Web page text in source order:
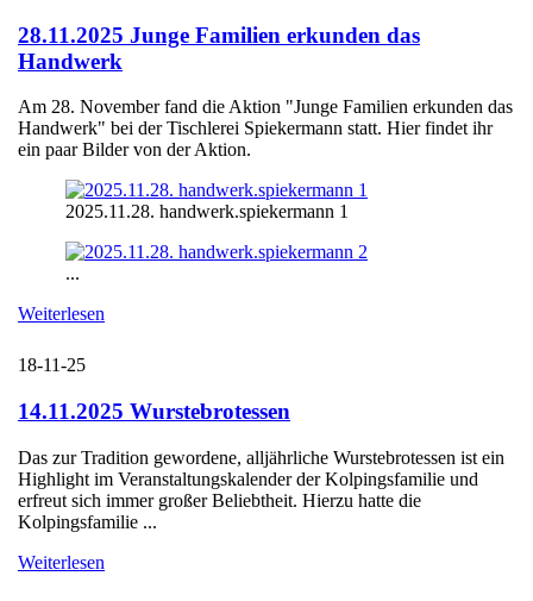
28.11.2025 Junge Familien erkunden das
Handwerk
Am 28. November fand die Aktion "Junge Familien erkunden das
Handwerk" bei der Tischlerei Spiekermann statt. Hier findet ihr
ein paar Bilder von der Aktion.
2025.11.28. handwerk.spiekermann 1
...
Weiterlesen
18-11-25
14.11.2025 Wurstebrotessen
Das zur Tradition gewordene, alljährliche Wurstebrotessen ist ein
Highlight im Veranstaltungskalender der Kolpingsfamilie und
erfreut sich immer großer Beliebtheit. Hierzu hatte die
Kolpingsfamilie ...
Weiterlesen